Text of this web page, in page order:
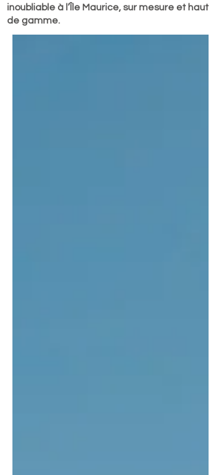
inoubliable à l’Île Maurice, sur mesure et haut
de gamme.